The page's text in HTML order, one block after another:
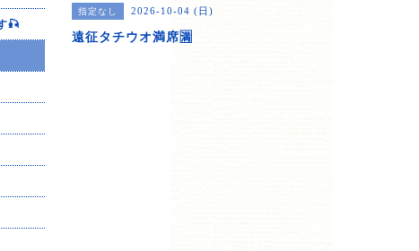
指定なし 2026-10-04 (日)
遠征タチウオ満席🈵
🎣